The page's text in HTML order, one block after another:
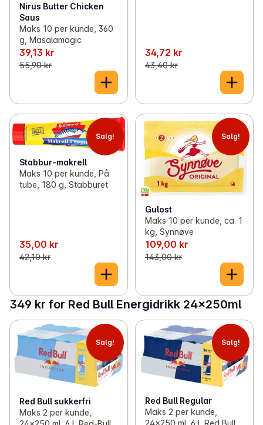
Nirus Butter Chicken
Saus
Maks 10 per kunde, 360
g, Masalamagic
39,13 kr
55,90 kr
34,72 kr
43,40 kr
Salg!
Stabbur-makrell
Maks 10 per kunde, På
tube, 180 g, Stabburet
35,00 kr
42,10 kr
Salg!
Gulost
Maks 10 per kunde, ca. 1
kg, Synnøve
109,00 kr
143,00 kr
349 kr for Red Bull Energidrikk 24x250ml
Salg!
Red Bull sukkerfri
Maks 2 per kunde,
Salg!
Red Bull Regular
Maks 2 per kunde,